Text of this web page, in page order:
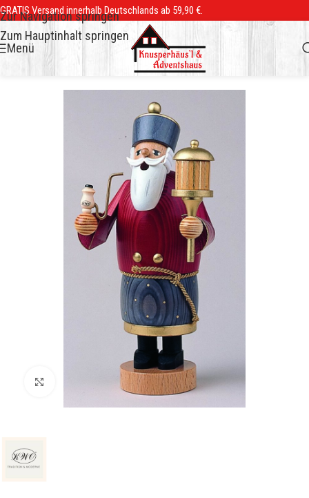
Zur Navigation springen
Zum Hauptinhalt springen
GRATIS Versand innerhalb Deutschlands ab 59,90 €.
Menü
Zum Vergrößern klicken